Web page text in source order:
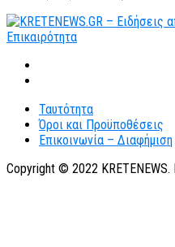
Ταυτότητα
Όροι και Προϋποθέσεις
Επικοινωνία – Διαφήμιση
Copyright © 2022 KRETENEWS.